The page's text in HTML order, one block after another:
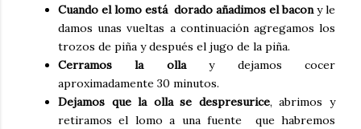
Cuando el lomo está dorado añadimos el bacony le
damos unas vueltas a continuación agregamos los
trozos de piña y después el jugo de la piña.
Cerramos la ollay dejamos cocer
aproximadamente 30 minutos.
Dejamos que la olla se despresurice, abrimos y
retiramos el lomo a una fuente que habremos